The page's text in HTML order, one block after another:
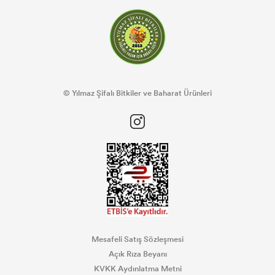
© Yılmaz Şifalı Bitkiler ve Baharat Ürünleri
Mesafeli Satış Sözleşmesi
Açık Rıza Beyanı
KVKK Aydınlatma Metni